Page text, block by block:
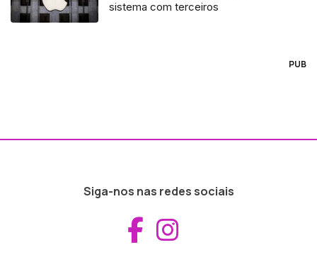
sistema com terceiros
PUB
Siga-nos nas redes sociais
Aceder ao